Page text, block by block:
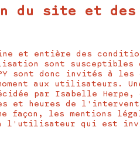
du site et des
et entière des
sont susceptibles
sont donc invités à les
aux utilisateurs.
par Isabelle
et heures de
façon, les mentions
à l'utilisateur qui est